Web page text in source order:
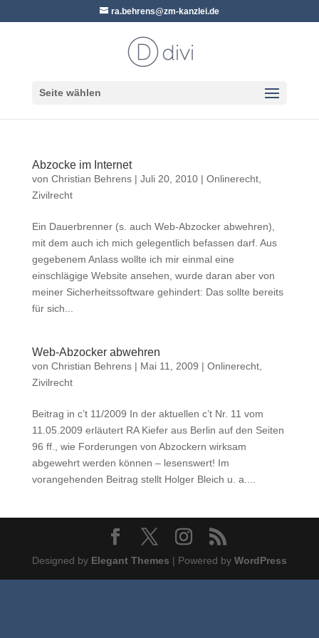
ra.behrens@zm-kanzlei.de
Seite wählen
Abzocke im Internet
von Christian Behrens| Juli 20, 2010| Onlinerecht,
Zivilrecht
Ein Dauerbrenner (s. auch Web-Abzocker abwehren),
mit dem auch ich mich gelegentlich befassen darf. Aus
gegebenem Anlass wollte ich mir einmal eine
einschlägige Website ansehen, wurde daran aber von
meiner Sicherheitssoftware gehindert: Das sollte bereits
für sich...
Web-Abzocker abwehren
von Christian Behrens| Mai 11, 2009 | Onlinerecht,
Zivilrecht
Beitrag in c’t 11/2009 In der aktuellen c’t Nr. 11 vom
11.05.2009 erläutert RA Kiefer aus Berlin auf den Seiten
96 ff., wie Forderungen von Abzockern wirksam
abgewehrt werden können – lesenswert! Im
vorangehenden Beitrag stellt Holger Bleich u. a....
Designed by Elegant Themes | Powered by WordPress